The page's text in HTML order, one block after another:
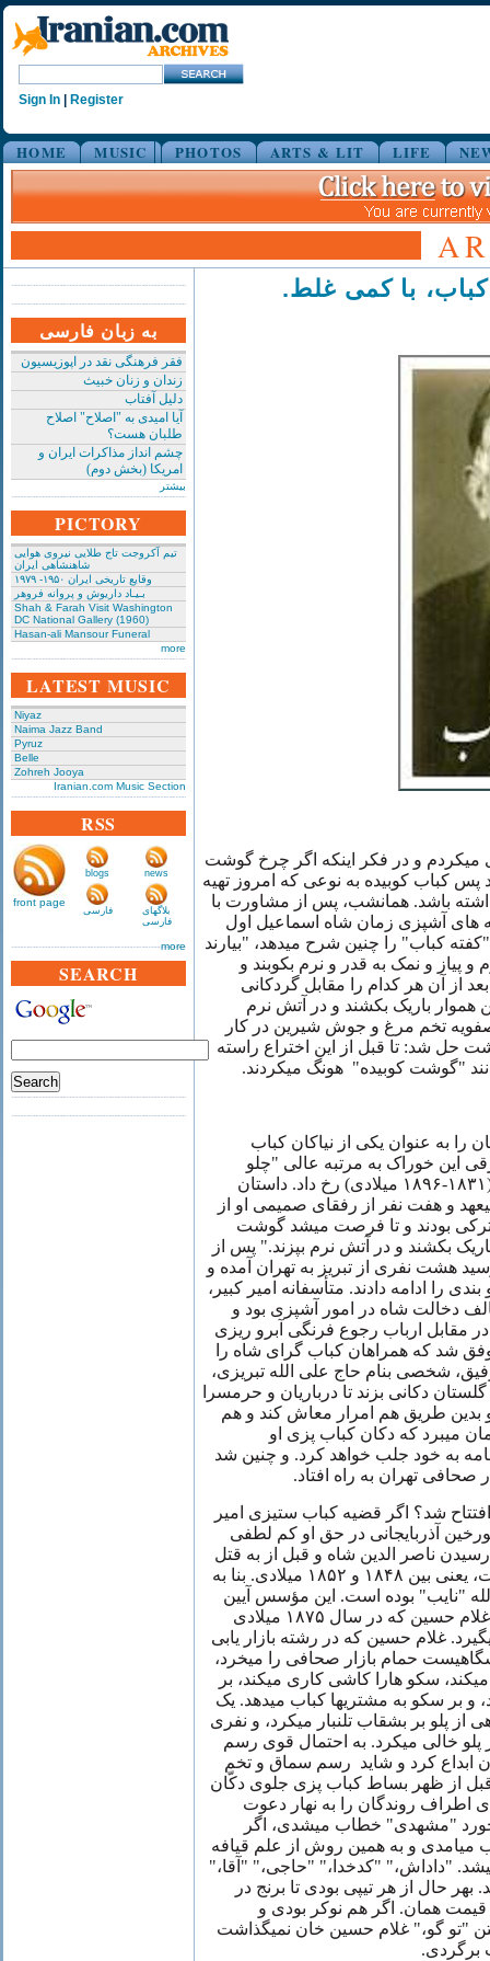
Sign In Register
HOME MUSIC PHOTOS ARTS & LIT LIFE
به زبان فارسی
فقر فرهنگی نقد در اپوزیسیون
زندان و زنان خبیث
دلیل آفتاب
آیا امیدی به "اصلاح" اصلاح
طلبان هست؟
چشم انداز مذاکرات ایران و
امریکا (بخش دوم)
بیشتر
PICTORY
تیم آکروجت تاج طلایی نیروی هوایی
شاهنشاهی ایران
وقایع تاریخی‌ ایران ۱۹۵۰- ۱۹۷۹
بـیـاد داریوش و پروانه فروهر
Shah & Farah Visit Washington
DC National Gallery (1960)
Hasan-ali Mansour Funeral
more
LATEST MUSIC
Niyaz
Naima Jazz Band
Pyruz
Belle
Zohreh Jooya
Iranian.com Music Section
RSS
front page
blogs news
فارسی
بلاگهای
فارسی
more
SEARCH
با کمی‌ غلط.
میکردم و در فکر اینکه اگر چرخ گوشت
پس کباب کوبیده به نوعی که امروز تهیه
باشد. همانشب، پس از مشاورت با
های آشپزی زمان شاه اسماعیل اول
تهیه "کفته کباب" را چنین شرح میدهد، "بیارند
پیاز و نمک به قدر و نرم بکوبند و
از آن هر کدام را مقابل گردکانی
هموار باریک بکشند و در آتش نرم
صفویه تخم مرغ و جوش شیرین در کار
حل شد: تا قبل از این اختراع راسته
"گوشت کوبیده" هونگ میکردند.
را به عنوان یکی‌ از نیاکان کباب
این خوراک به مرتبه عالی "چلو
کباب" در زمان ناصرالدین شاه (۱۸۳۱-۱۸۹۶ میلادی) رخ داد. داستان
و هفت نفر از رفقای صمیمی او از
بودند و تا فرصت میشد گوشت
بکشند و در آتش نرم بپزند." پس از
هشت نفری از تبریز به تهران آمده و
را ادامه دادند. متأسفانه امیر کبیر،
دخالت شاه در امور آشپزی بود و
مقابل ارباب رجوع فرنگی آبرو ریزی
موفق شد که همراهان کباب گرای شاه را
شخصی بنام حاج علی الله تبریزی،
دکانی بزند تا درباریان و حرمسرا
و بدین طریق هم امرار معاش کند و هم
میبرد که دکان کباب پزی او
به خود جلب خواهد کرد. و چنین شد
صحافی تهران به راه افتاد.
شد؟ اگر قضیه کباب ستیزی امیر
آذربایجانی در حق او کم لطفی
رسیدن ناصر الدین شاه و قبل از به قتل
رسیدن امیر کبیر به وقوع پیوست، یعنی بین ۱۸۴۸ و ۱۸۵۲ میلادی. بنا به
"نایب" بوده است. این مؤسس آیین
چلو کباب فرزندی داشت به نام غلام حسین که در سال ۱۸۷۵ میلادی
غلام حسین که در رشته بازار یابی
حمام بازار صحافی را میخرد،
سکو هارا کاشی کاری میکند، بر
و بر سکو به مشتریها کباب میدهد. یک
پلو بر بشقاب تلنبار میکرد، و نفری
پلو خالی میکرد. به احتمال قوی رسم
ابداع کرد و شاید رسم سماق و تخم
از ظهر بساط کباب پزی جلوی دکّان
اطراف روندگان را به نهار دعوت
"مشهدی" خطاب میشدی، اگر
میامدی و به همین روش از علم قیافه
"داداش،" "کدخدا،" "حاجی،" "آقا،"
حال از هر تیپی بودی تا برنج در
همان. اگر هم نوکر بودی و
"تو گو،" غلام حسین خان نمیگذاشت
برگردی.